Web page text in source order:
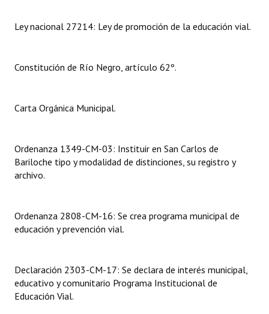
Reglamento Interno
Organigrama
Proyectos Presentados
Dictámenes Asesoría Letrada
Informes de Unidad Coordinadora
Actas de Audiencias Públicas
NORMATIVA
Ley nacional 27214: Ley de promoción de la educación vial.
Constitución de Río Negro, artículo 62º.
Carta Orgánica Municipal.
Ordenanza 1349-CM-03: Instituir en San Carlos de
Bariloche tipo y modalidad de distinciones, su registro y
archivo.
Ordenanza 2808-CM-16: Se crea programa municipal de
educación y prevención vial.
Declaración 2303-CM-17: Se declara de interés municipal,
educativo y comunitario Programa Institucional de
Educación Vial.